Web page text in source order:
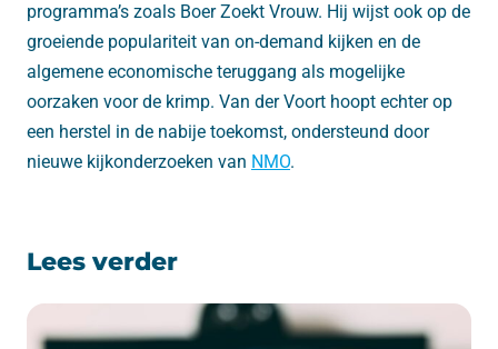
programma’s zoals Boer Zoekt Vrouw. Hij wijst ook op de
groeiende populariteit van on-demand kijken en de
algemene economische teruggang als mogelijke
oorzaken voor de krimp. Van der Voort hoopt echter op
een herstel in de nabije toekomst, ondersteund door
nieuwe kijkonderzoeken van NMO.
Lees verder